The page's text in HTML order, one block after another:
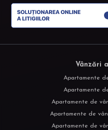
Vânzări
Apartamente
Apartamente
Apartamente de
Apartamente de
Apartamente de